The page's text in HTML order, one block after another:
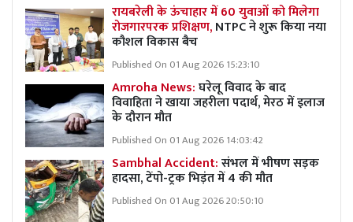
रायबरेली के ऊंचाहार में 60 युवाओं को मिलेगा
रोजगारपरक प्रशिक्षण,NTPC ने शुरू किया नया
कौशल विकास बैच
Published On 01 Aug 2026 15:23:10
Amroha News:घरेलू विवाद के बाद
विवाहिता ने खाया जहरीला पदार्थ, मेरठ में इलाज
के दौरान मौत
Published On 01 Aug 2026 14:03:42
Sambhal Accident:संभल में भीषण सड़क
हादसा, टेंपो-ट्रक भिड़ंत में 4 की मौत
Published On 01 Aug 2026 20:50:10